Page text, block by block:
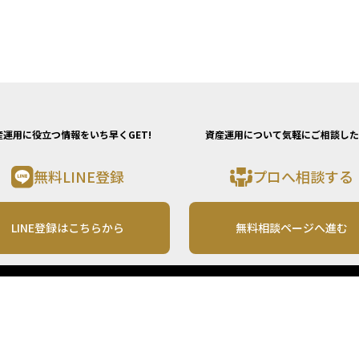
運用に役立つ情報をいち早くGET!
無料LINE登録
LINE登録はこちらから
資産運用について気軽にご相談し
プロへ相談する
無料相談ページへ進む